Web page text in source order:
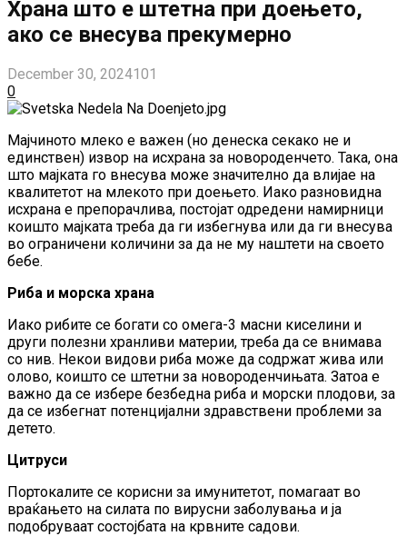
Храна што е штетна при доењето,
ако се внесува прекумерно
December 30, 2024101
0
Мајчиното млеко е важeн (но денеска секако не и
единствен) извор на исхрана за новороденчето. Така, она
што мајката го внесува може значително да влијае на
квалитетот на млекото при доењето. Иако разновидна
исхрана е препорачлива, постојат одредени намирници
коишто мајката треба да ги избегнува или да ги внесува
во ограничени количини за да не му наштети на своето
бебе.
Риба и морска храна
Иако рибите се богати со омега-3 масни киселини и
други полезни хранливи материи, треба да се внимава
со нив. Некои видови риба може да содржат жива или
олово, коишто се штетни за новороденчињата. Затоа е
важно да се избере безбедна риба и морски плодови, за
да се избегнат потенцијални здравствени проблеми за
детето.
Цитруси
Портокалите се корисни за имунитетот, помагаат во
враќањето на силата по вирусни заболувања и ја
подобруваат состојбата на крвните садови.